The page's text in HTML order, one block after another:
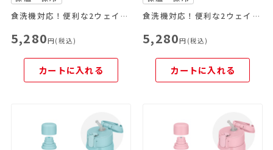
食洗機対応！便利な2ウェイボトル
5,280円(税込)
カートに入れる
食洗機対応！便利な2ウェイボトル
5,280円(税込)
カートに入れる